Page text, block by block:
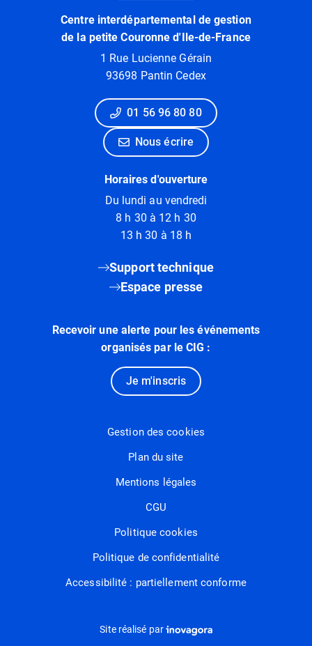
Centre interdépartemental de gestion
de la petite Couronne d'Ile-de-France
1 Rue Lucienne Gérain
93698 Pantin Cedex
01 56 96 80 80
Nous écrire
Horaires d'ouverture
Du lundi au vendredi
8 h 30 à 12 h 30
13 h 30 à 18 h
Support technique
Espace presse
Recevoir une alerte pour les événements
organisés par le CIG :
Je m'inscris
Gestion des cookies
Plan du site
Mentions légales
CGU
Politique cookies
Politique de confidentialité
Accessibilité : partiellement conforme
Site réalisé parInovagora (ouverture dans un